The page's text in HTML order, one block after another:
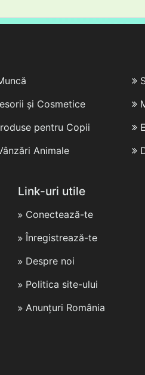
și Cosmetice
pentru Copii
Animale
Link-uri utile
Conectează-te
Înregistrează-te
Despre noi
Politica site-ului
Anunțuri România